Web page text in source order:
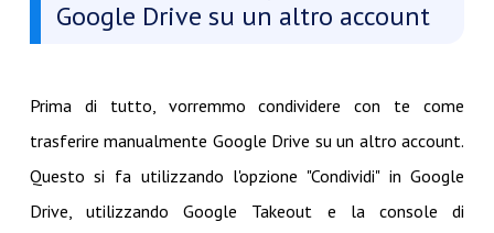
Google Drive su un altro account
Prima di tutto, vorremmo condividere con te come
trasferire manualmente Google Drive su un altro account.
Questo si fa utilizzando l'opzione "Condividi" in Google
Drive, utilizzando Google Takeout e la console di